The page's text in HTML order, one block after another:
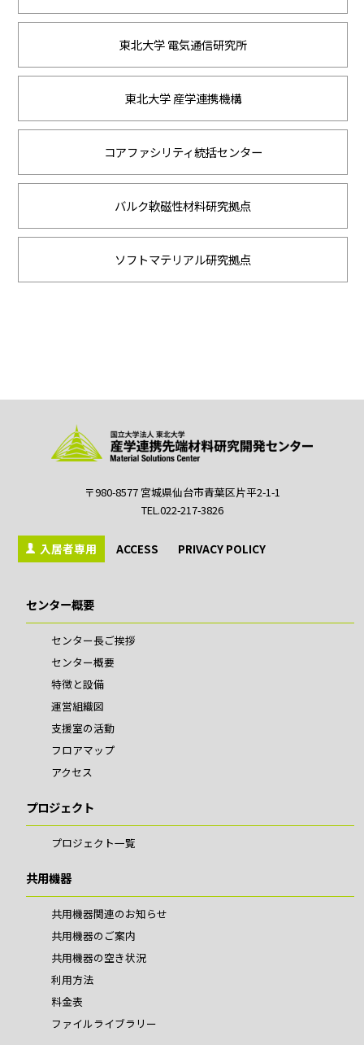
東北大学 電気通信研究所
東北大学 産学連携機構
コアファシリティ統括センター
バルク軟磁性材料研究拠点
ソフトマテリアル研究拠点
〒980-8577 宮城県仙台市青葉区片平2-1-1
TEL.022-217-3826
入居者専用 ACCESS PRIVACY POLICY
センター概要
センター長ご挨拶
センター概要
特徴と設備
運営組織図
支援室の活動
フロアマップ
アクセス
プロジェクト
プロジェクト一覧
共用機器
共用機器関連のお知らせ
共用機器のご案内
共用機器の空き状況
利用方法
料金表
ファイルライブラリー